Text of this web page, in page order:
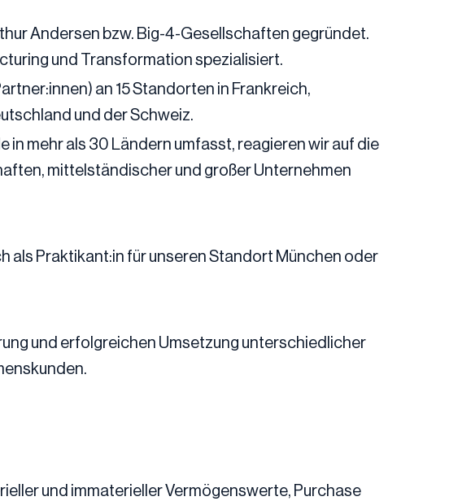
Andersen bzw. Big-4-Gesellschaften gegründet.
und Transformation spezialisiert.
an 15 Standorten in Frankreich,
und der Schweiz.
mehr als 30 Ländern umfasst, reagieren wir auf die
mittelständischer und großer Unternehmen
als Praktikant:in für unseren Standort München oder
und erfolgreichen Umsetzung unterschiedlicher
und immaterieller Vermögenswerte, Purchase